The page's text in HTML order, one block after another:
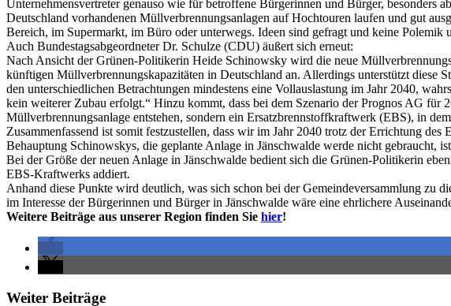
Unternehmensvertreter genauso wie für betroffene Bürgerinnen und Bürger, besonders
Deutschland vorhandenen Müllverbrennungsanlagen auf Hochtouren laufen und gut
Bereich, im Supermarkt, im Büro oder unterwegs. Ideen sind gefragt und keine Polemik
Auch Bundestagsabgeordneter Dr. Schulze (CDU) äußert sich erneut:
Nach Ansicht der Grünen-Politikerin Heide Schinowsky wird die neue
künftigen Müllverbrennungskapazitäten in Deutschland an. Allerdings unterstützt diese
den unterschiedlichen Betrachtungen mindestens eine Vollauslastung im Jahr 2040,
kein weiterer Zubau erfolgt.“ Hinzu kommt, dass bei dem Szenario der Prognos AG für
Müllverbrennungsanlage entstehen, sondern ein Ersatzbrennstoffkraftwerk (EBS), in
Zusammenfassend ist somit festzustellen, dass wir im Jahr 2040 trotz der Errichtung
Behauptung Schinowskys, die geplante Anlage in Jänschwalde werde nicht gebraucht,
Bei der Größe der neuen Anlage in Jänschwalde bedient sich die Grünen-Politikerin
EBS-Kraftwerks addiert.
Anhand diese Punkte wird deutlich, was sich schon bei der Gemeindeversammlung zu
im Interesse der Bürgerinnen und Bürger in Jänschwalde wäre eine ehrlichere
Weitere Beiträge aus unserer Region finden Sie hier!
Weiter Beiträge